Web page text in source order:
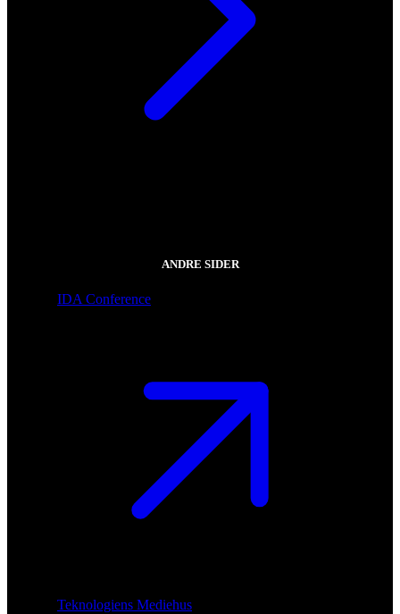
ANDRE SIDER
IDA Conference
Teknologiens Mediehus